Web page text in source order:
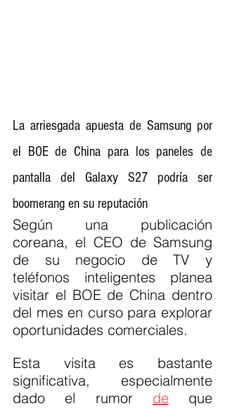
La arriesgada apuesta de Samsung por
el BOE de China para los paneles de
pantalla del Galaxy S27 podría ser
boomerang en su reputación
Según una publicación
coreana, el CEO de Samsung
de su negocio de TV y
teléfonos inteligentes planea
visitar el BOE de China dentro
del mes en curso para explorar
oportunidades comerciales.
Esta visita es bastante
significativa, especialmente
dado el rumor de que